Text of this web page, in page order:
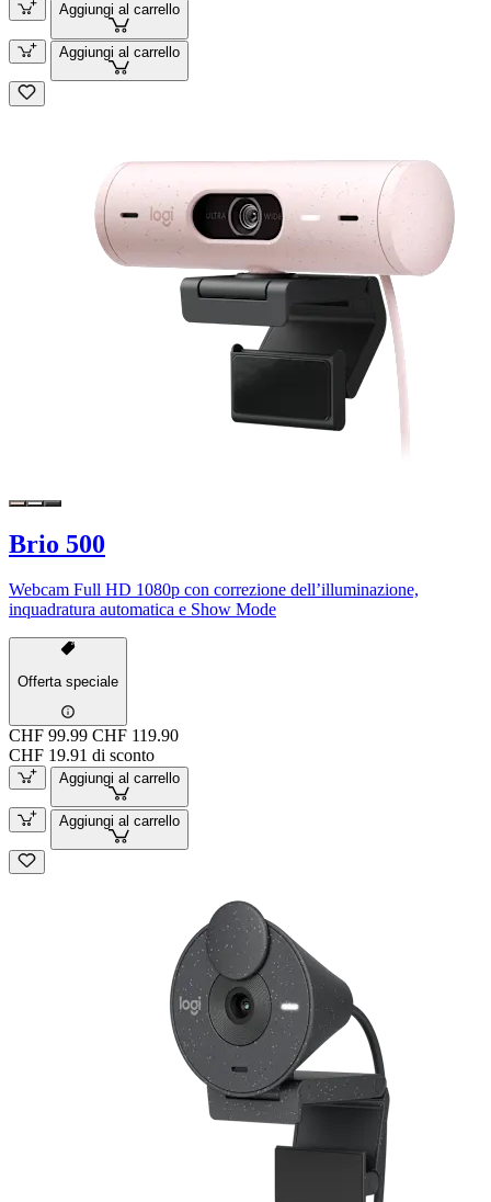
Aggiungi al carrello
Aggiungi al carrello
Brio 500
Webcam Full HD 1080p con correzione dell’illuminazione,
inquadratura automatica e Show Mode
Offerta speciale
CHF 99.99 CHF 119.90
CHF 19.91 di sconto
Aggiungi al carrello
Aggiungi al carrello